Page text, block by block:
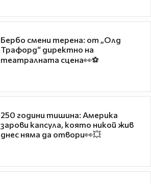
Бербо смени терена: от „Олд
Трафорд“ директно на
театралната сцена👀⚽
250 години тишина: Америка
зарови капсула, която никой жив
днес няма да отвори👀💥